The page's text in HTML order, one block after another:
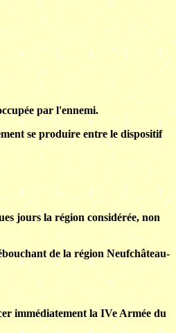
par l'ennemi.
se produire entre le dispositif
jours la région considérée, non
de la région Neufchâteau-
immédiatement la IVe Armée du